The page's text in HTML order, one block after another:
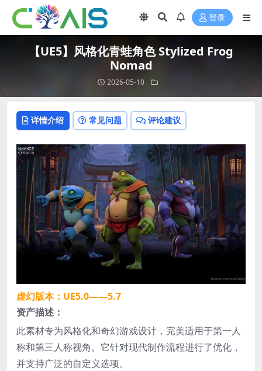
登录
【UE5】风格化青蛙角色 Stylized Frog
Nomad
2026-05-10
详情介绍 常见问题 评论建议
虚幻版本：UE5.0——5.7
资产描述：
此素材专为风格化和奇幻游戏设计，完美适用于第一人
称和第三人称视角。它针对现代制作流程进行了优化，
并支持广泛的自定义选项。